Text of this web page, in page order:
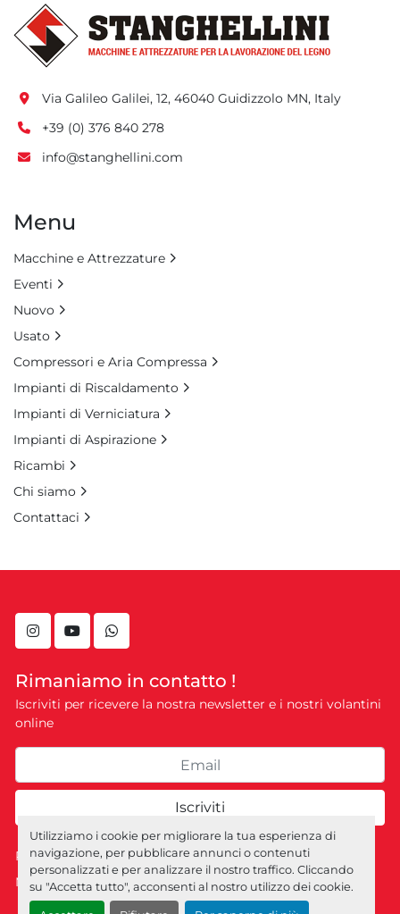
Utilizziamo i cookie per migliorare la tua esperienza di
navigazione, per pubblicare annunci o contenuti
personalizzati e per analizzare il nostro traffico. Cliccando
su "Accetta tutto", acconsenti al nostro utilizzo dei cookie.
instagramyoutubewhatsapp
Rimaniamo in contatto !
Iscriviti per ricevere la nostra newsletter e i nostri volantini
online
Iscriviti
Personalizza le preferenze sui Cookies
Machinio Systemsito web di Machinio
Via Galileo Galilei, 12, 46040 Guidizzolo MN, Italy
+39 (0) 376 840 278
info@stanghellini.com
Menu
Macchine e Attrezzature
Eventi
Nuovo
Usato
Compressori e Aria Compressa
Impianti di Riscaldamento
Impianti di Verniciatura
Impianti di Aspirazione
Ricambi
Chi siamo
Contattaci